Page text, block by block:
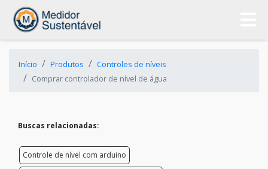
Início Produtos
Controles de níveis
Comprar controlador de nível de água
Buscas relacionadas:
Controle de nível com arduino